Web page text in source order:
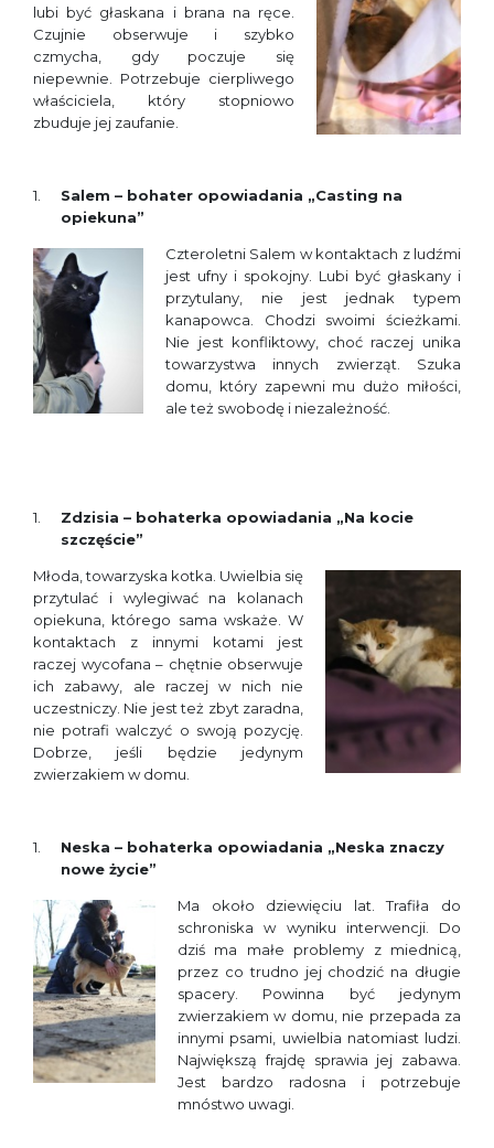
lubi być głaskana i brana na ręce.
Czujnie obserwuje i szybko
czmycha, gdy poczuje się
niepewnie. Potrzebuje cierpliwego
właściciela, który stopniowo
zbuduje jej zaufanie.
Salem – bohater opowiadania „Casting na
opiekuna”
Czteroletni Salem w kontaktach z ludźmi
jest ufny i spokojny. Lubi być głaskany i
przytulany, nie jest jednak typem
kanapowca. Chodzi swoimi ścieżkami.
Nie jest konfliktowy, choć raczej unika
towarzystwa innych zwierząt. Szuka
domu, który zapewni mu dużo miłości,
ale też swobodę i niezależność.
Zdzisia – bohaterka opowiadania „Na kocie
szczęście”
Młoda, towarzyska kotka. Uwielbia się
przytulać i wylegiwać na kolanach
opiekuna, którego sama wskaże. W
kontaktach z innymi kotami jest
raczej wycofana – chętnie obserwuje
ich zabawy, ale raczej w nich nie
uczestniczy. Nie jest też zbyt zaradna,
nie potrafi walczyć o swoją pozycję.
Dobrze, jeśli będzie jedynym
zwierzakiem w domu.
Neska – bohaterka opowiadania „Neska znaczy
nowe życie”
Ma około dziewięciu lat. Trafiła do
schroniska w wyniku interwencji. Do
dziś ma małe problemy z miednicą,
przez co trudno jej chodzić na długie
spacery. Powinna być jedynym
zwierzakiem w domu, nie przepada za
innymi psami, uwielbia natomiast ludzi.
Największą frajdę sprawia jej zabawa.
Jest bardzo radosna i potrzebuje
mnóstwo uwagi.